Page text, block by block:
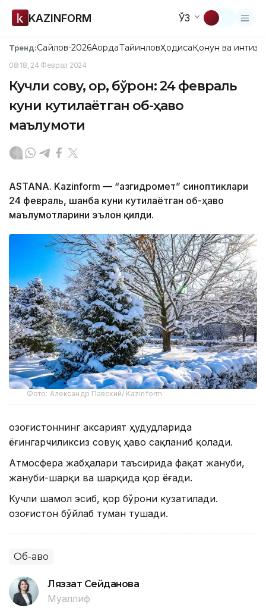
KAZINFORM ЎЗ
Тренд:Сайлов-2026АқордаТайинловҲодисаҚонун ва
08:18, 24 Феврал 2024
Кучли совуқ, қор, бўрон: 24 февраль
куни кутилаётган об-ҳаво
маълумоти
ASTANA. Kazinform — “Қазгидромет” синоптиклари
24 февраль, шанба куни кутилаётган об-ҳаво
маълумотларини эълон қилди.
Фото: Александр Павский/ Kazinform
Қозоғистоннинг аксарият ҳудудларида
ёғингарчиликсиз совуқ ҳаво сақланиб қолади.
Атмосфера жабҳалари таъсирида фақат жануби,
жануби-шарқи ва шарқида қор ёғади.
Кучли шамол эсиб, қор бўрони кузатилади.
Қозоғистон бўйлаб туман тушади.
Об-ҳаво
Ляззат Сейданова
Муаллиф